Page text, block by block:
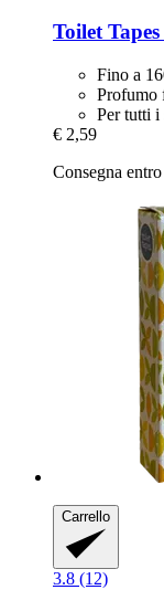
Toilet Tapes
Fino a
Profumo
Per tutti
€ 2,59
Consegna
Carrello
3.8 (12)